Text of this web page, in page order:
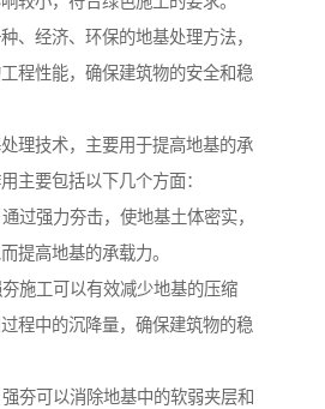
、经济、环保的地基处理方法，
程性能，确保建筑物的安全和稳
理技术，主要用于提高地基的承
主要包括以下几个方面：
过强力夯击，使地基土体密实，
提高地基的承载力。
施工可以有效减少地基的压缩
程中的沉降量，确保建筑物的稳
夯可以消除地基中的软弱夹层和